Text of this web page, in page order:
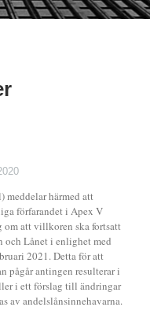
meddelar härmed att
förfarandet i Apex V
om att villkoren ska fortsatt
Lånet i enlighet med
2021. Detta för att
pågår antingen resulterar i
i ett förslag till ändringar
av andelslånsinnehavarna.